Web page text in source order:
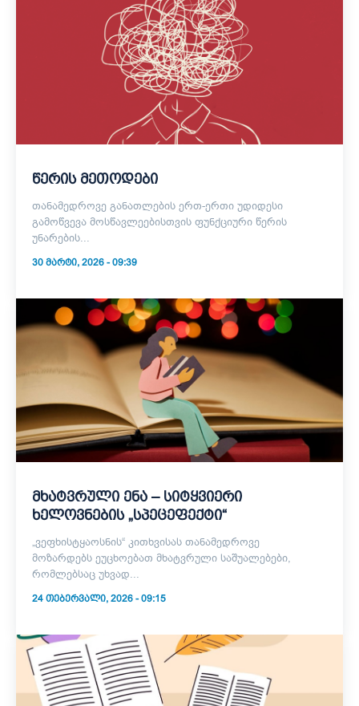
წერის მეთოდები
თანამედროვე განათლების ერთ-ერთი უდიდესი
გამოწვევა მოსწავლეებისთვის ფუნქციური წერის
უნარების...
30 ᲛᲐᲠᲢᲘ, 2026 - 09:39
მხატვრული ენა – სიტყვიერი
ხელოვნების „სპეცეფექტი“
„ვეფხისტყაოსნის“ კითხვისას თანამედროვე
მოზარდებს ეუცხოებათ მხატვრული საშუალებები,
რომლებსაც უხვად...
24 ᲗᲔᲑᲔᲠᲕᲐᲚᲘ, 2026 - 09:15